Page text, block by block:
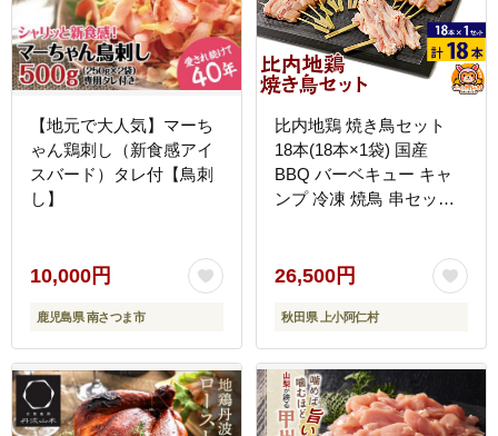
【地元で大人気】マーち
ゃん鶏刺し（新食感アイ
スバード）タレ付【鳥刺
し】
10,000円
鹿児島県 南さつま市
比内地鶏 焼き鳥セット
18本(18本×1袋) 国産
BBQ バーベキュー キャ
ンプ 冷凍 焼鳥 串セット
26,500円
秋田県 上小阿仁村